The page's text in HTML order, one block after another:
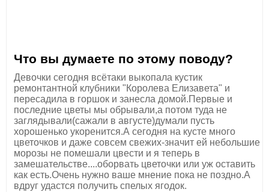
Что вы думаете по этому поводу?
Девочки сегодня всётаки выкопала кустик
ремонтантной клубники "Королева Елизавета" и
пересадила в горшок и занесла домой.Первые и
последние цветы мы обрывали,а потом туда не
заглядывали(сажали в августе)думали пусть
хорошенько укоренится.А сегодня на кусте много
цветочков и даже совсем свежих-значит ей небольшие
морозы не помешали цвести и я теперь в
замешательстве....оборвать цветочки или уж оставить
как есть.Очень нужно ваше мнение пока не поздно.А
вдруг удастся получить спелых ягодок.